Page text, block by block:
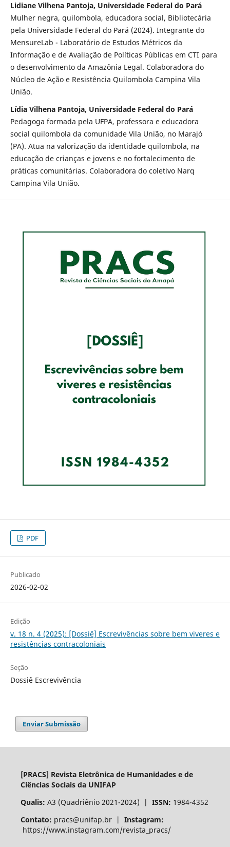
Lidiane Vilhena Pantoja, Universidade Federal do Pará
Mulher negra, quilombola, educadora social, Bibliotecária
pela Universidade Federal do Pará (2024). Integrante do
MensureLab - Laboratório de Estudos Métricos da
Informação e de Avaliação de Políticas Públicas em CTI para
o desenvolvimento da Amazônia Legal. Colaboradora do
Núcleo de Ação e Resistência Quilombola Campina Vila
União.
Lídia Vilhena Pantoja, Universidade Federal do Pará
Pedagoga formada pela UFPA, professora e educadora
social quilombola da comunidade Vila União, no Marajó
(PA). Atua na valorização da identidade quilombola, na
educação de crianças e jovens e no fortalecimento de
práticas comunitárias. Colaboradora do coletivo Narq
Campina Vila União.
PDF
Publicado
2026-02-02
Edição
v. 18 n. 4 (2025): [Dossiê] Escrevivências sobre bem viveres e
resistências contracoloniais
Seção
Dossiê Escrevivência
Enviar Submissão
[PRACS] Revista Eletrônica de Humanidades e de
Ciências Sociais da UNIFAP
Qualis: A3 (Quadriênio 2021-2024) | ISSN: 1984-4352
Contato: pracs@unifap.br | Instagram:
https://www.instagram.com/revista_pracs/